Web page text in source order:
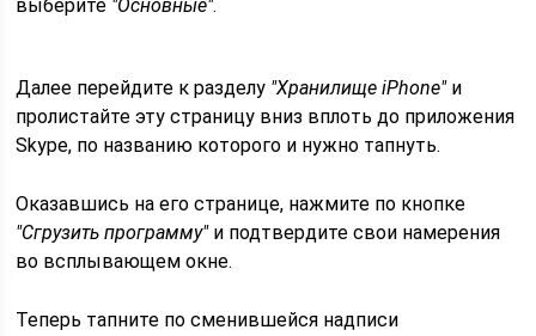
выберите "Основные".
Далее перейдите к разделу "Хранилище iPhone"и
пролистайте эту страницу вниз вплоть до приложения
Skype, по названию которого и нужно тапнуть.
Оказавшись на его странице, нажмите по кнопке
"Сгрузить программу"и подтвердите свои намерения
во всплывающем окне.
Теперь тапните по сменившейся надписи